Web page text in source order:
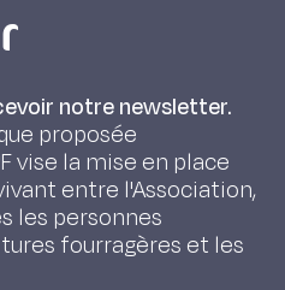
notre newsletter.
proposée
vise la mise en place
entre l'Association,
les personnes
fourragères et les